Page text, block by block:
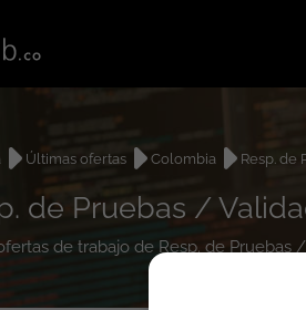
Últimas ofertas Colombia Resp. de
de Pruebas /
de trabajo de Resp. de